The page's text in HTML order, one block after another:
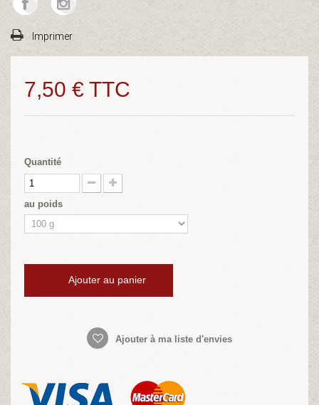
Imprimer
7,50 € TTC
Quantité
au poids
Ajouter au panier
Ajouter à ma liste d'envies